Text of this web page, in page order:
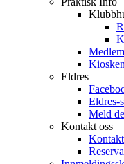
Eldres
Eldres-
Meld
Kontakt oss